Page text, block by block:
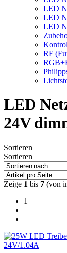
LED
LED
LED
RF
LED
24V
Sortieren
Sortieren
Zeige 1 bis 7 (von
1